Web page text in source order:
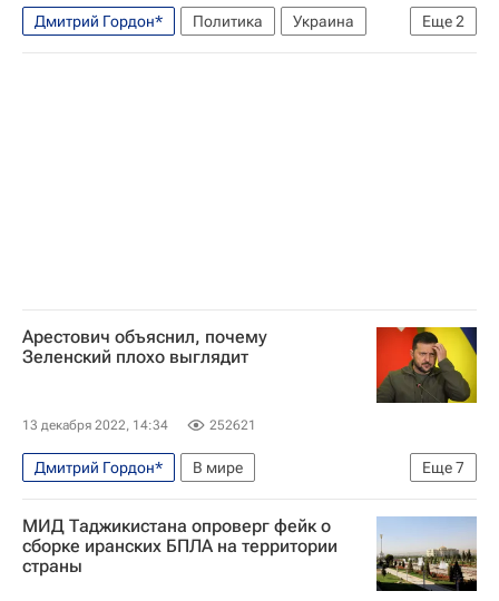
Еще2
Дмитрий Гордон* Политика
Украина
Вооруженные силы Украины
США
Арестович объяснил, почему
Зеленский плохо выглядит
13 декабря 2022, 14:34 252621
Еще7
Дмитрий Гордон*
В мире
Владимир Зеленский
Алексей Арестович*
Украина
Россия
Специальная военная операция на Украине
МИД Таджикистана опроверг фейк о
сборке иранских БПЛА на территории
страны